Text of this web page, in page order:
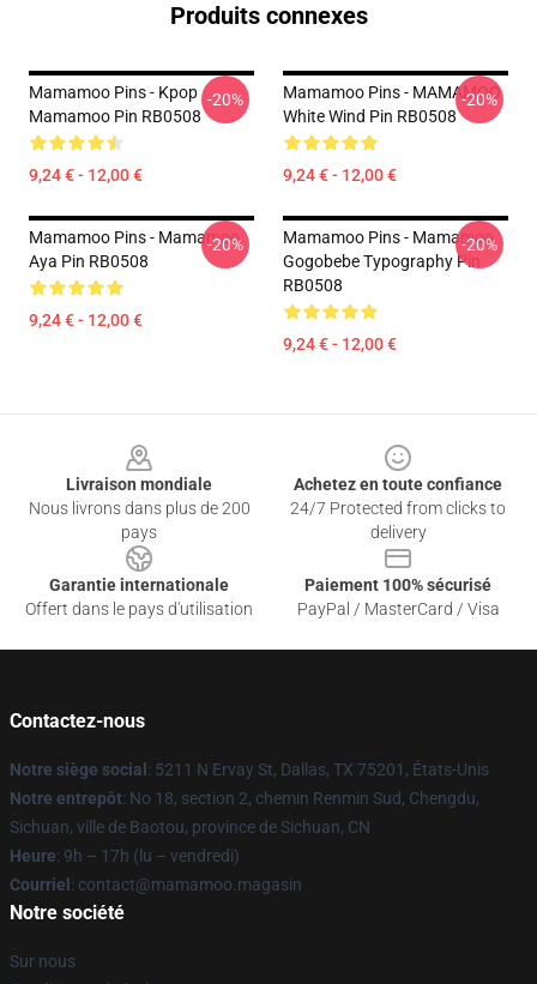
Produits connexes
Mamamoo Pins - Kpop
Mamamoo Pin RB0508
9,24 € - 12,00 €
-20%
Mamamoo Pins - MAMAMOO
White Wind Pin RB0508
9,24 € - 12,00 €
-20%
Mamamoo Pins - Mamamoo
Aya Pin RB0508
9,24 € - 12,00 €
-20%
Mamamoo Pins - Mamamoo
Gogobebe Typography Pin
RB0508
9,24 € - 12,00 €
-20%
Livraison mondiale
Nous livrons dans plus de 200
pays
Achetez en toute confiance
24/7 Protected from clicks to
delivery
Garantie internationale
Offert dans le pays d'utilisation
Paiement 100% sécurisé
PayPal / MasterCard / Visa
Contactez-nous
Notre siège social : 5211 N Ervay St, Dallas, TX 75201, États-Unis
Notre entrepôt: No 18, section 2, chemin Renmin Sud, Chengdu,
Sichuan, ville de Baotou, province de Sichuan, CN
Heure: 9h – 17h (lu – vendredi)
Courriel : contact@mamamoo.magasin
Notre société
Sur nous